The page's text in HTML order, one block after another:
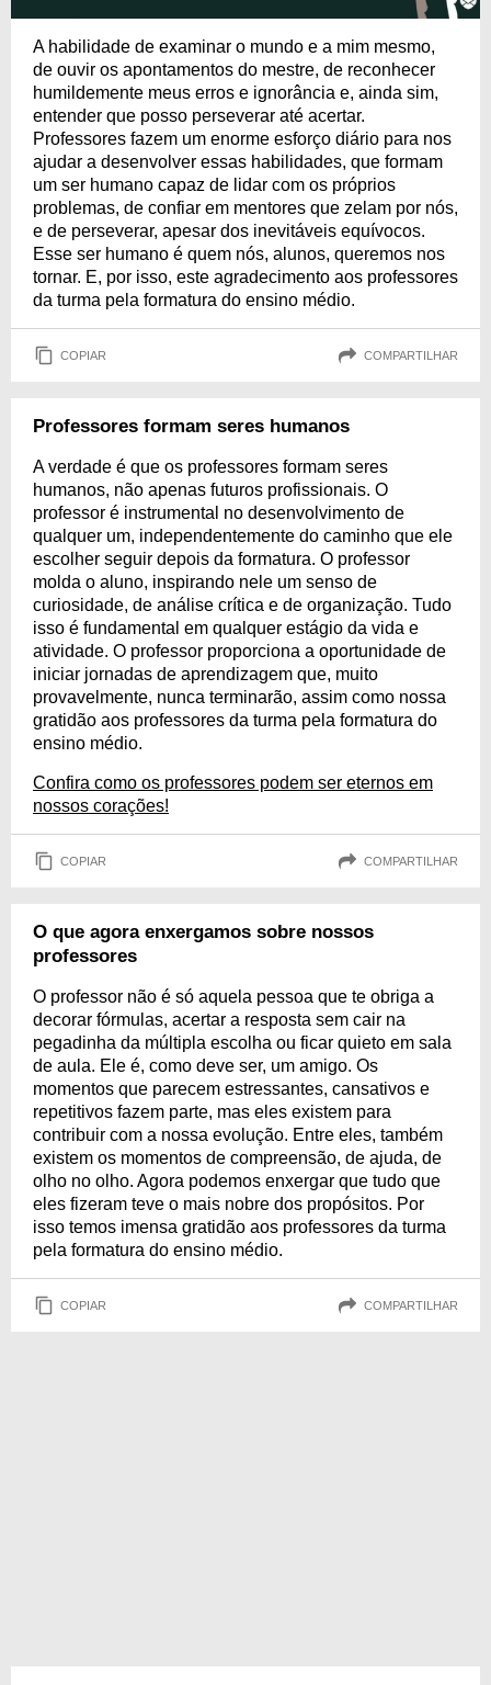
A habilidade de examinar o mundo e a mim mesmo,
de ouvir os apontamentos do mestre, de reconhecer
humildemente meus erros e ignorância e, ainda sim,
entender que posso perseverar até acertar.
Professores fazem um enorme esforço diário para nos
ajudar a desenvolver essas habilidades, que formam
um ser humano capaz de lidar com os próprios
problemas, de confiar em mentores que zelam por nós,
e de perseverar, apesar dos inevitáveis equívocos.
Esse ser humano é quem nós, alunos, queremos nos
tornar. E, por isso, este agradecimento aos professores
da turma pela formatura do ensino médio.
COPIAR COMPARTILHAR
Professores formam seres humanos
A verdade é que os professores formam seres
humanos, não apenas futuros profissionais. O
professor é instrumental no desenvolvimento de
qualquer um, independentemente do caminho que ele
escolher seguir depois da formatura. O professor
molda o aluno, inspirando nele um senso de
curiosidade, de análise crítica e de organização. Tudo
isso é fundamental em qualquer estágio da vida e
atividade. O professor proporciona a oportunidade de
iniciar jornadas de aprendizagem que, muito
provavelmente, nunca terminarão, assim como nossa
gratidão aos professores da turma pela formatura do
ensino médio.
Confira como os professores podem ser eternos em
nossos corações!
COPIAR COMPARTILHAR
O que agora enxergamos sobre nossos
professores
O professor não é só aquela pessoa que te obriga a
decorar fórmulas, acertar a resposta sem cair na
pegadinha da múltipla escolha ou ficar quieto em sala
de aula. Ele é, como deve ser, um amigo. Os
momentos que parecem estressantes, cansativos e
repetitivos fazem parte, mas eles existem para
contribuir com a nossa evolução. Entre eles, também
existem os momentos de compreensão, de ajuda, de
olho no olho. Agora podemos enxergar que tudo que
eles fizeram teve o mais nobre dos propósitos. Por
isso temos imensa gratidão aos professores da turma
pela formatura do ensino médio.
COPIAR COMPARTILHAR